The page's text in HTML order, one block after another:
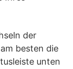
der
besten die
unten